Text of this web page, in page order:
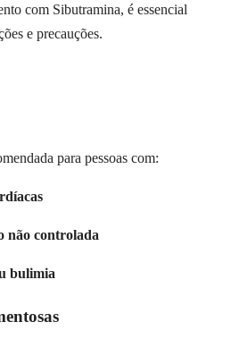
com Sibutramina, é essencial
e precauções.
para pessoas com:
não controlada
bulimia